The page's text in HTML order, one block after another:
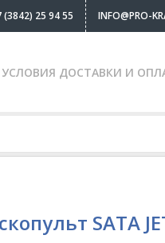
(3842) 25 94 55 INFO@PRO-
УСЛОВИЯ ДОСТАВКИ И
SATA